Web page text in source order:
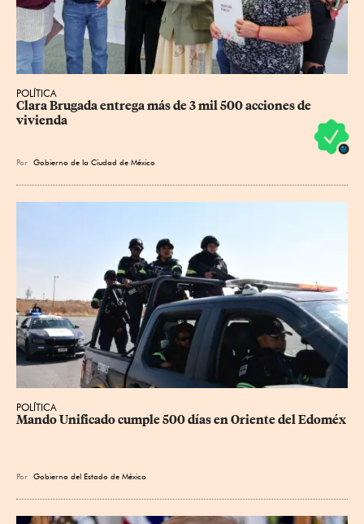
POLÍTICA
Clara Brugada entrega más de 3 mil 500 acciones de
vivienda
Por Gobierno de la Ciudad de México
POLÍTICA
Mando Unificado cumple 500 días en Oriente del Edoméx
Por Gobierno del Estado de México